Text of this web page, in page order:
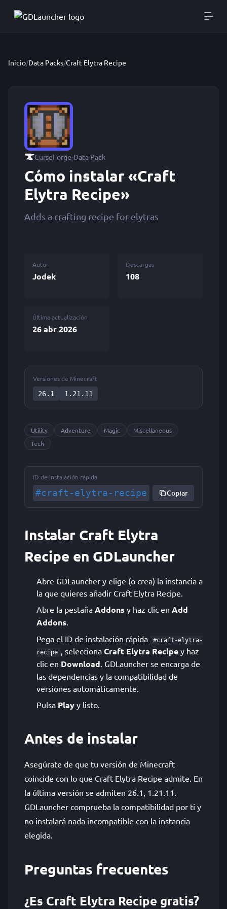
Inicio/Data Packs/Craft Elytra Recipe
CurseForge·Data Pack
Cómo instalar «Craft
Elytra Recipe»
Adds a crafting recipe for elytras
Autor
Jodek
Descargas
108
Última actualización
26 abr 2026
Versiones de Minecraft
26.1
1.21.11
Utility Adventure Magic
Miscellaneous
Tech
ID de instalación rápida
#craft-elytra-recipe Copiar
Instalar Craft Elytra
Recipe en GDLauncher
Abre GDLauncher y elige (o crea) la instancia a
la que quieres añadir Craft Elytra Recipe.
Abre la pestaña Addons y haz clic en Add
Addons.
Pega el ID de instalación rápida
#craft-elytra-
recipe , selecciona Craft Elytra Recipe y haz
clic en Download. GDLauncher se encarga de
las dependencias y la compatibilidad de
versiones automáticamente.
Pulsa Play y listo.
Antes de instalar
Asegúrate de que tu versión de Minecraft
coincide con lo que Craft Elytra Recipe admite. En
la última versión se admiten 26.1, 1.21.11.
GDLauncher comprueba la compatibilidad por ti y
no instalará nada incompatible con la instancia
elegida.
Preguntas frecuentes
¿Es Craft Elytra Recipe gratis?